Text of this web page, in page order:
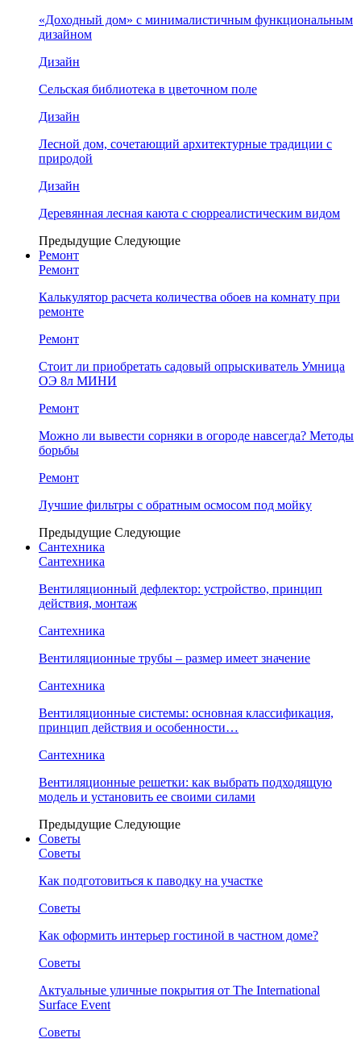
«Доходный дом» с минималистичным функциональным
дизайном
Дизайн
Сельская библиотека в цветочном поле
Дизайн
Лесной дом, сочетающий архитектурные традиции с
природой
Дизайн
Деревянная лесная каюта с сюрреалистическим видом
Предыдущие Следующие
Ремонт
Ремонт
Калькулятор расчета количества обоев на комнату при
ремонте
Ремонт
Стоит ли приобретать садовый опрыскиватель Умница
ОЭ 8л МИНИ
Ремонт
Можно ли вывести сорняки в огороде навсегда? Методы
борьбы
Ремонт
Лучшие фильтры с обратным осмосом под мойку
Предыдущие Следующие
Сантехника
Сантехника
Вентиляционный дефлектор: устройство, принцип
действия, монтаж
Сантехника
Вентиляционные трубы – размер имеет значение
Сантехника
Вентиляционные системы: основная классификация,
принцип действия и особенности…
Сантехника
Вентиляционные решетки: как выбрать подходящую
модель и установить ее своими силами
Предыдущие Следующие
Советы
Советы
Как подготовиться к паводку на участке
Советы
Как оформить интерьер гостиной в частном доме?
Советы
Актуальные уличные покрытия от The International
Surface Event
Советы